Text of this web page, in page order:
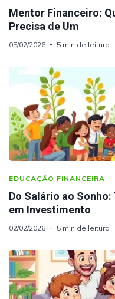
Mentor Financeiro:
Precisa de Um
05/02/2026 5 min de leitura
EDUCAÇÃO FINANCEIRA
Do Salário ao
em Investimento
02/02/2026 5 min de leitura